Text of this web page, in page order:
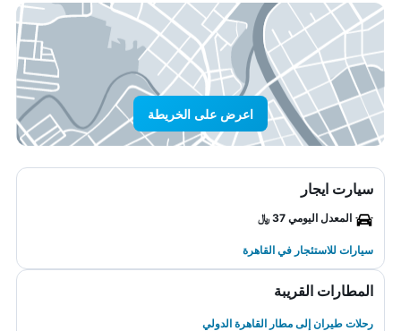
اعرض على الخريطة
سيارت ايجار
المعدل اليومي 37 ﷼
سيارات للاستئجار في القاهرة
المطارات القريبة
رحلات طيران إلى مطار القاهرة الدولي